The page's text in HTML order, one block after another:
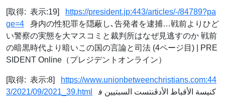
[取得: 表示:19]
https://president.jp:443/articles/-/84789?pa
ge=4 身内の性犯罪を隠蔽し､告発者を逮捕…戦前よりひど
い警察の実態を大マスコミと裁判所はなぜ見逃すのか 戦前
の暗黒時代より暗いこの国の言論と司法 (4ページ目) | PRE
SIDENT Online（プレジデントオンライン）
[取得: 表示:8]
https://www.unionbetweenchristians.com:44
3/2021/09/2021_39.html